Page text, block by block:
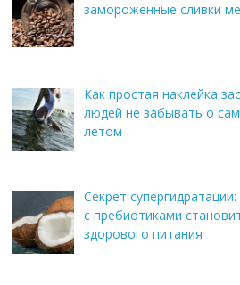
замороженные сливки
Как простая наклейка
людей не забывать о
летом
Секрет
с пребиотиками
здорового питания